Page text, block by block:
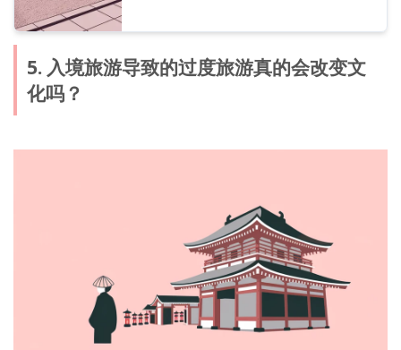
5. 入境旅游导致的过度旅游真的会改变文
化吗？